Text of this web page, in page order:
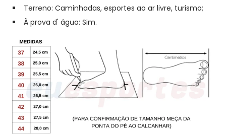
Terreno: Caminhadas, esportes ao ar livre, turismo;
À prova d' água: Sim.